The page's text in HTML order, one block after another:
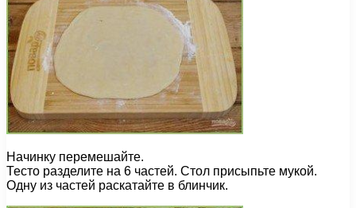
Начинку перемешайте.
Тесто разделите на 6 частей. Стол присыпьте мукой.
Одну из частей раскатайте в блинчик.